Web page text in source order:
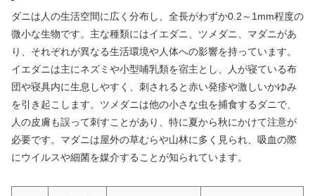
ダニは人の生活空間に広く分布し、全長がわずか0.2～1mm程度の
微小な生物です。主な種類にはイエダニ、ツメダニ、マダニがあ
り、それぞれが異なる生活環境や人体への影響を持っています。
イエダニは主にネズミや小型哺乳類を宿主とし、人が寝ている布
団や寝具内に生息しやすく、刺されると赤い発疹や激しいかゆみ
を引き起こします。ツメダニは他の小さな虫を捕食するダニで、
人の皮膚も誤って刺すことがあり、特に夏から秋にかけて注意が
必要です。マダニは屋外の草むらや山林に多く見られ、吸血の際
にウイルスや細菌を媒介することが知られています。